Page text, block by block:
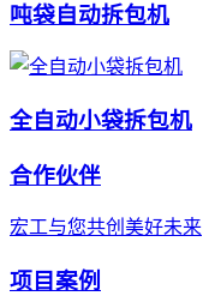
吨袋自动拆包机
全自动小袋拆包机
合作伙伴
宏工与您共创美好未来
项目案例